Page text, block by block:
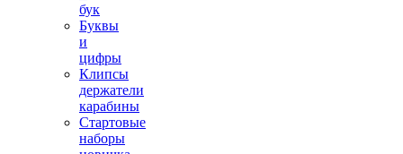
бук
Буквы
и
цифры
Клипсы
держатели
карабины
Стартовые
наборы